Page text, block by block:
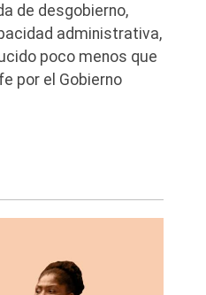
de desgobierno,
administrativa,
poco menos que
por el Gobierno